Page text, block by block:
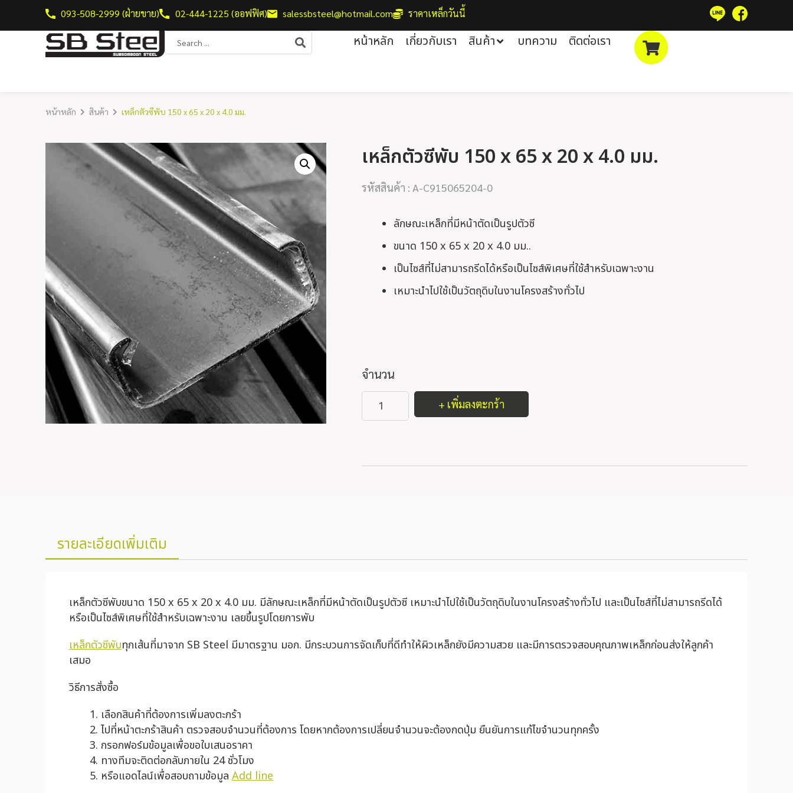
093-508-2999 (ฝ่ายขาย) 02-444-1225 (ออฟฟิศ) salessbsteel@hotmail.com ราคาเหล็กวันนี้
หน้าหลัก เกี่ยวกับเรา สินค้า บทความ ติดต่อเรา
หน้าหลัก สินค้า เหล็กตัวซีพับ 150 x 65 x 20 x 4.0 มม.
เหล็กตัวซีพับ 150 x 65 x 20 x 4.0 มม.
รหัสสินค้า : A-C915065204-0
ลักษณะเหล็กที่มีหน้าตัดเป็นรูปตัวซี
ขนาด 150 x 65 x 20 x 4.0 มม..
เป็นไซส์ที่ไม่สามารถรีดได้หรือเป็นไซส์พิเศษที่ใช้สำหรับเฉพาะงาน
เหมาะนำไปใช้เป็นวัตถุดิบในงานโครงสร้างทั่วไป
จำนวน
+ เพิ่มลงตะกร้า
รายละเอียดเพิ่มเติม
เหล็กตัวซีพับขนาด 150 x 65 x 20 x 4.0 มม. มีลักษณะเหล็กที่มีหน้าตัดเป็นรูปตัวซี เหมาะนำไปใช้เป็นวัตถุดิบในงานโครงสร้างทั่วไป และเป็นไซส์ที่ไม่สามารถรีดได้
หรือเป็นไซส์พิเศษที่ใช้สำหรับเฉพาะงาน เลยขึ้นรูปโดยการพับ
เหล็กตัวซีพับทุกเส้นที่มาจาก SB Steel มีมาตรฐาน มอก. มีกระบวนการจัดเก็บที่ดีทำให้ผิวเหล็กยังมีความสวย และมีการตรวจสอบคุณภาพเหล็กก่อนส่งให้ลูกค้า
เสมอ
วิธีการสั่งซื้อ
เลือกสินค้าที่ต้องการเพิ่มลงตะกร้า
ไปที่หน้าตะกร้าสินค้า ตรวจสอบจำนวนที่ต้องการ โดยหากต้องการเปลี่ยนจำนวนจะต้องกดปุ่ม ยืนยันการแก้ไขจำนวนทุกครั้ง
กรอกฟอร์มข้อมูลเพื่อขอใบเสนอราคา
ทางทีมจะติดต่อกลับภายใน 24 ชั่วโมง
หรือแอดไลน์เพื่อสอบถามข้อมูล Add line